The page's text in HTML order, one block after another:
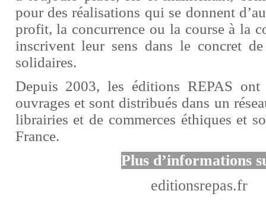
pour des réalisations qui se donnent
profit, la concurrence ou la course à la
inscrivent leur sens dans le concret
solidaires.
Depuis 2003, les éditions REPAS
ouvrages et sont distribués dans un
librairies et de commerces éthiques et
France.
Plus d’informations
editionsrepas.fr